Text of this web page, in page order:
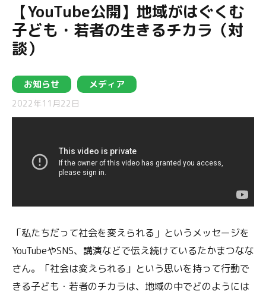
【YouTube公開】地域がはぐくむ
子ども・若者の生きるチカラ（対
談）
お知らせ メディア
2022年11月22日
「私たちだって社会を変えられる」というメッセージを
YouTubeやSNS、講演などで伝え続けているたかまつなな
さん。「社会は変えられる」という思いを持って行動で
きる子ども・若者のチカラは、地域の中でどのようには